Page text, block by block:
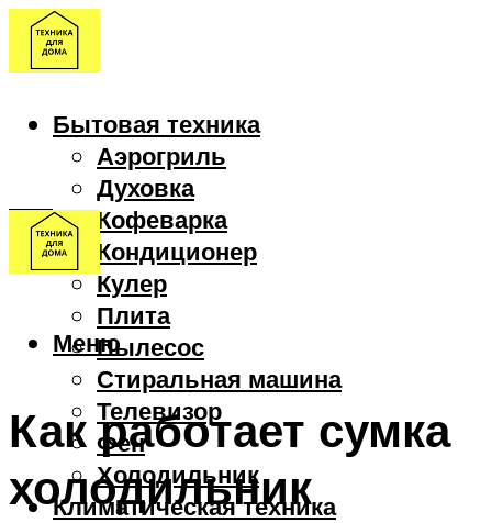
Бытовая техника
Аэрогриль
Духовка
Кофеварка
Кондиционер
Кулер
Плита
Пылесос
Стиральная машина
Телевизор
Фен
Холодильник
Климатическая техника
Меню
Как работает сумка
холодильник